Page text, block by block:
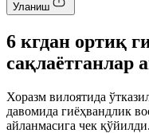
Уланиш
6 кгдан ортиқ
сақлаётганлар
Хоразм вилоятида
давомида гиёҳвандлик
айланмасига чек қўйилди.